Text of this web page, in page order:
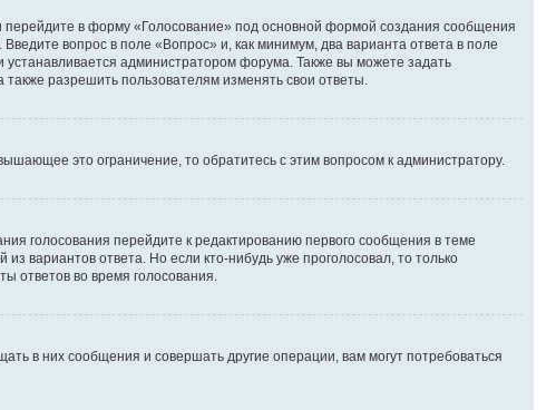
в форму «Голосование» под основной формой создания сообщения
вопрос в поле «Вопрос» и, как минимум, два варианта ответа в поле
устанавливается администратором форума. Также вы можете задать
также разрешить пользователям изменять свои ответы.
это ограничение, то обратитесь с этим вопросом к администратору.
голосования перейдите к редактированию первого сообщения в теме
вариантов ответа. Но если кто-нибудь уже проголосовал, то только
ответов во время голосования.
в них сообщения и совершать другие операции, вам могут потребоваться